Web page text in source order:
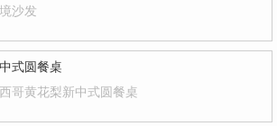
沙发
式圆餐桌
哥黄花梨新中式圆餐桌